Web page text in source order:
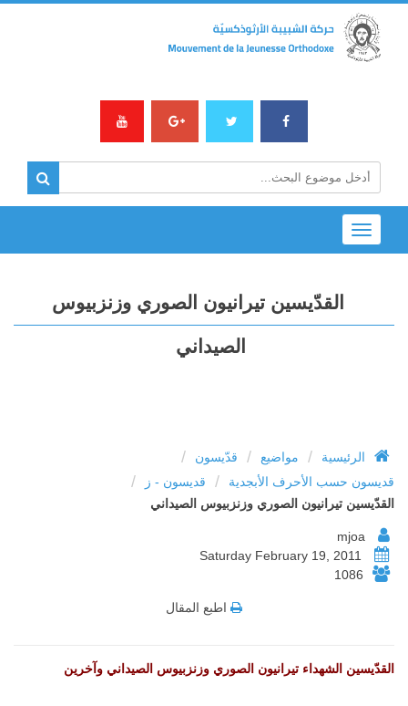
Toggle
navigation
القدّيسين تيرانيون الصوري وزنزبيوس
الصيداني
الرئيسية / مواضيع / قدّيسون /
قديسون حسب الأحرف الأبجدية / قديسون - ز /
القدّيسين تيرانيون الصوري وزنزبيوس الصيداني
1086
اطبع المقال
القدّيسين الشهداء تيرانيون الصوري وزنزبيوس الصيداني وآخرين